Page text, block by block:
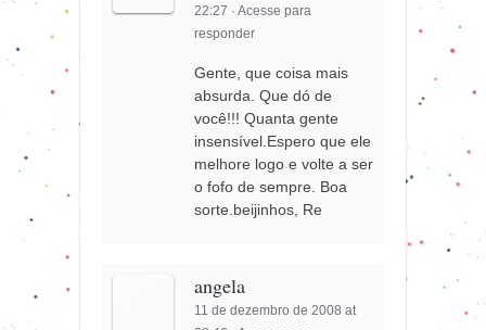
22:27 ·Acesse para
responder
Gente, que coisa mais
absurda. Que dó de
você!!! Quanta gente
insensível.Espero que ele
melhore logo e volte a ser
o fofo de sempre. Boa
sorte.beijinhos, Re
angela
11 de dezembro de 2008 at